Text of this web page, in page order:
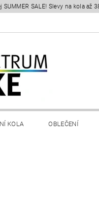
SALE! Slevy na kola až
KOLA OBLEČENÍ